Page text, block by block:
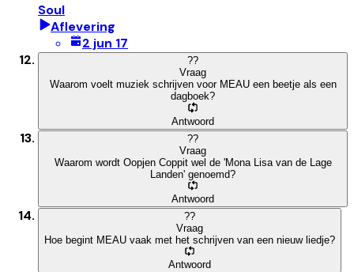
Soul
Aflevering
2 jun 17
??
Vraag
Waarom voelt muziek schrijven voor MEAU een beetje als een
dagboek?
Antwoord
??
Vraag
Waarom wordt Oopjen Coppit wel de 'Mona Lisa van de Lage
Landen' genoemd?
Antwoord
??
Vraag
Hoe begint MEAU vaak met het schrijven van een nieuw liedje?
Antwoord